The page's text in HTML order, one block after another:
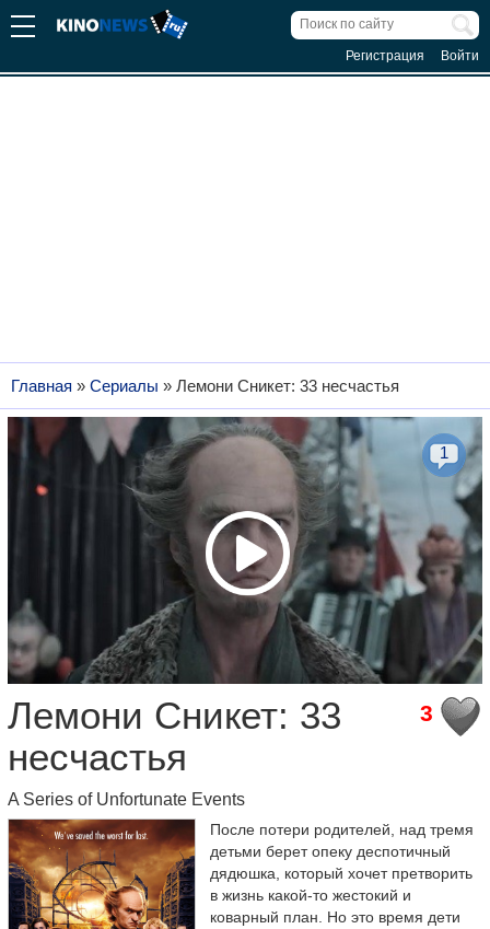
Регистрация Войти
Главная » Сериалы » Лемони Сникет: 33 несчастья
1
3
Лемони Сникет: 33
несчастья
A Series of Unfortunate Events
После потери родителей, над тремя
детьми берет опеку деспотичный
дядюшка, который хочет претворить
в жизнь какой-то жестокий и
коварный план. Но это время дети